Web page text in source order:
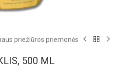
priežiūros priemonės
500 ML